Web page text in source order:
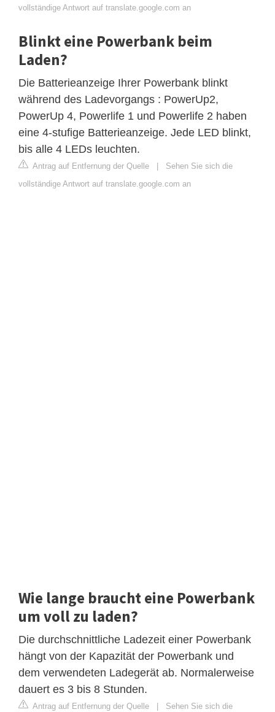
vollständige Antwort auf translate.google.com an
Blinkt eine Powerbank beim
Laden?
Die Batterieanzeige Ihrer Powerbank blinkt
während des Ladevorgangs : PowerUp2,
PowerUp 4, Powerlife 1 und Powerlife 2 haben
eine 4-stufige Batterieanzeige. Jede LED blinkt,
bis alle 4 LEDs leuchten.
Antrag auf Entfernung der Quelle | Sehen Sie sich die
vollständige Antwort auf translate.google.com an
Wie lange braucht eine Powerbank
um voll zu laden?
Die durchschnittliche Ladezeit einer Powerbank
hängt von der Kapazität der Powerbank und
dem verwendeten Ladegerät ab. Normalerweise
dauert es 3 bis 8 Stunden.
Antrag auf Entfernung der Quelle | Sehen Sie sich die